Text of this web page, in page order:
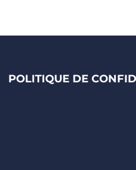
POLITIQUE DE